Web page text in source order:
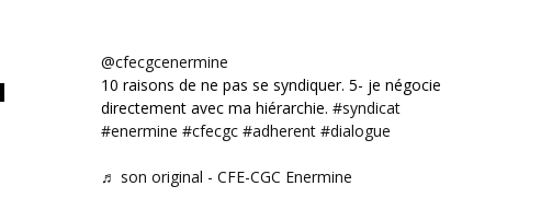
@cfecgcenermine
10 raisons de ne pas se syndiquer. 5- je négocie
directement avec ma hiérarchie.#syndicat
#enermine #cfecgc #adherent #dialogue
♬ son original - CFE-CGC Enermine